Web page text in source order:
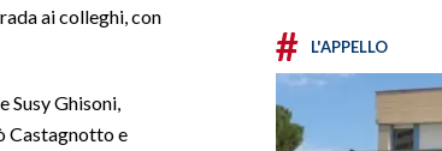
ai colleghi, con
Ghisoni,
Castagnotto e
# L'APPELLO